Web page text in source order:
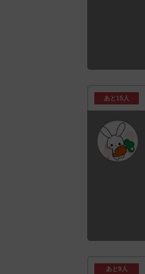
あと 15人
あと9人